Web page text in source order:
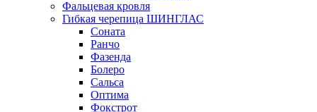
Фальцевая кровля
Гибкая черепица ШИНГЛАС
Соната
Ранчо
Фазенда
Болеро
Сальса
Оптима
Фокстрот